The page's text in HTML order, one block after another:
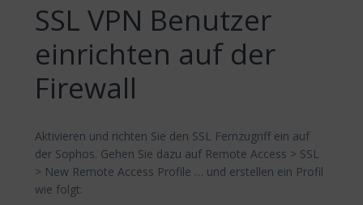
SSL VPN Benutzer
einrichten auf der
Firewall
Aktivieren und richten Sie den SSL Fernzugriff ein auf
der Sophos. Gehen Sie dazu auf Remote Access > SSL
> New Remote Access Profile … und erstellen ein Profil
wie folgt: